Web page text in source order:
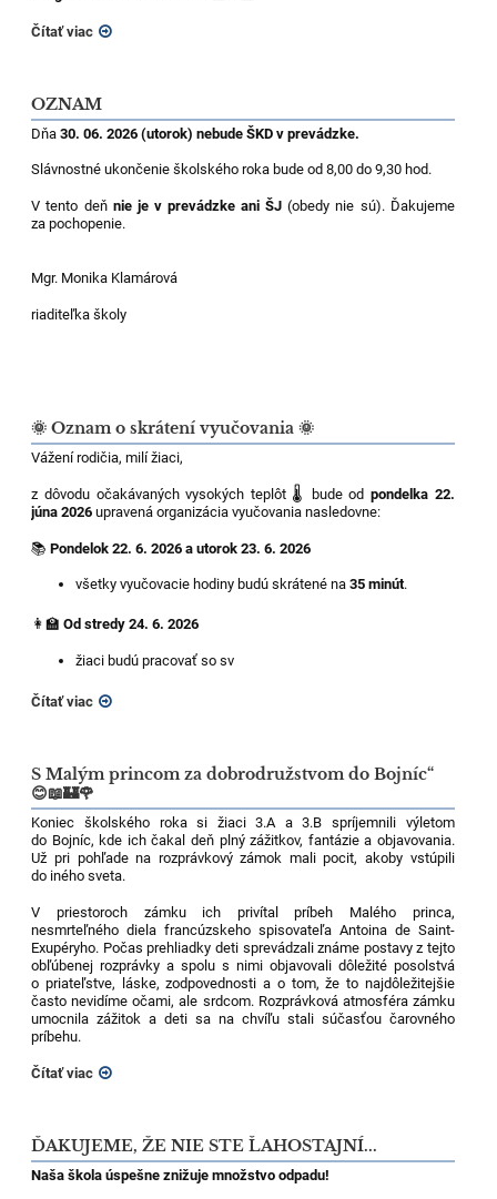
Čítať viac
OZNAM
Dňa30. 06. 2026 (utorok) nebude ŠKD v prevádzke.
Slávnostné ukončenie školského roka bude od 8,00 do 9,30 hod.
V tento deň nie je v prevádzke ani ŠJ(obedy nie sú). Ďakujeme
za pochopenie.
Mgr. Monika Klamárová
riaditeľka školy
🌞 Oznam o skrátení vyučovania 🌞
Vážení rodičia, milí žiaci,
z dôvodu očakávaných vysokých teplôt 🌡️ bude odpondelka 22.
júna 2026 upravená organizácia vyučovania nasledovne:
📚Pondelok 22. 6. 2026 a utorok 23. 6. 2026
všetky vyučovacie hodiny budú skrátené na35 minút.
👩‍🏫Od stredy 24. 6. 2026
žiaci budú pracovať so sv
Čítať viac
S Malým princom za dobrodružstvom do Bojníc“
😊📖🏰🌹
Koniec školského roka si žiaci 3.A a 3.B spríjemnili výletom
do Bojníc, kde ich čakal deň plný zážitkov, fantázie a objavovania.
Už pri pohľade na rozprávkový zámok mali pocit, akoby vstúpili
do iného sveta.
V priestoroch zámku ich privítal príbeh Malého princa,
nesmrteľného diela francúzskeho spisovateľa Antoina de Saint-
Exupéryho. Počas prehliadky deti sprevádzali známe postavy z tejto
obľúbenej rozprávky a spolu s nimi objavovali dôležité posolstvá
o priateľstve, láske, zodpovednosti a o tom, že to najdôležitejšie
často nevidíme očami, ale srdcom. Rozprávková atmosféra zámku
umocnila zážitok a deti sa na chvíľu stali súčasťou čarovného
príbehu.
Čítať viac
ĎAKUJEME, ŽE NIE STE ĽAHOSTAJNÍ...
Naša škola úspešne znižuje množstvo odpadu!